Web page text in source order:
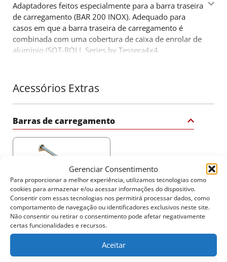
Gerenciar Consentimento
Para proporcionar a melhor experiência, utilizamos tecnologias como
cookies para armazenar e/ou acessar informações do dispositivo.
Consentir com essas tecnologias nos permitirá processar dados, como
comportamento de navegação ou identificadores exclusivos neste site.
Não consentir ou retirar o consentimento pode afetar negativamente
certas funcionalidades e recursos.
Aceitar
Adaptadores feitos especialmente para a barra traseira
de carregamento (BAR 200 INOX). Adequado para
casos em que a barra traseira de carregamento é
combinada com uma cobertura de caixa de enrolar de
alumínio (SOT-ROLL Series by Tessera4x4
sucesso da companhia Tessera4x4.
Acessórios Extras
Barras de carregamento
160$
Configure o seu